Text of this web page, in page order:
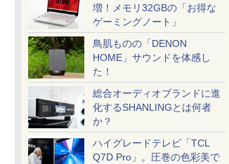
増！メモリ32GBの「お得な
ゲーミングノート」
鳥肌ものの「DENON
HOME」サウンドを体感し
た！
総合オーディオブランドに進
化するSHANLINGとは何者
か？
ハイグレードテレビ「TCL
Q7D Pro」。圧巻の色彩美で